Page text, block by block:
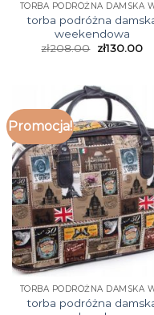
torba podróżna
weekendowa
zł208.00 zł130.00
Promocja!
torba podróżna